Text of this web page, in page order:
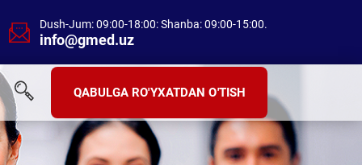
Dush-Jum: 09:00-18:00: Shanba: 09:00-15:00.
info@gmed.uz
QABULGA RO'YXATDAN O'TISH